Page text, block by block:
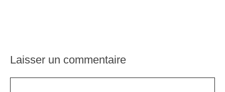
Laisser un commentaire